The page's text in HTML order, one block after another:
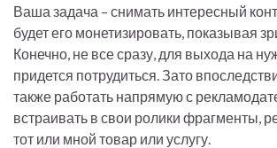
Ваша задача – снимать интересный
будет его монетизировать, показывая
Конечно, не все сразу, для выхода на
придется потрудиться. Зато
также работать напрямую с
встраивать в свои ролики фрагменты,
тот или мной товар или услугу.